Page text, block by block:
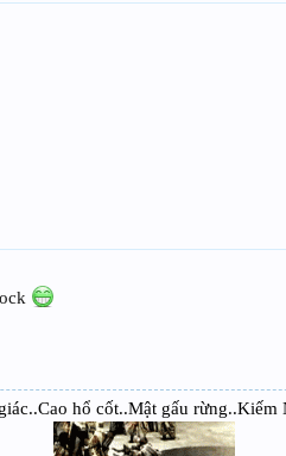
hổ cốt..Mật gấu rừng..Kiếm